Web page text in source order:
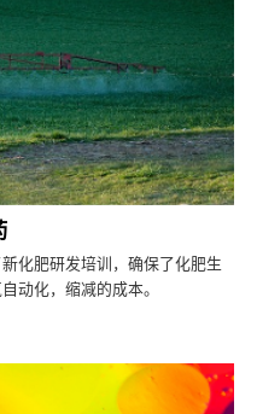
化肥研发培训，确保了化肥生
动化，缩减的成本。